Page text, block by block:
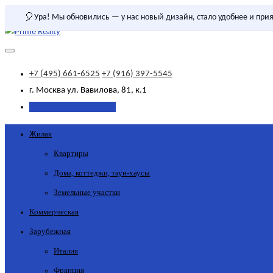
🎈 Ура! Мы обновились — у нас новый дизайн, стало удобнее и
+7 (495) 661-6525 +7 (916) 397-5545
г. Москва ул. Вавилова, 81, к.1
Жилая
Квартиры
Дома, коттеджи, таун-хаусы
Земельные участки
Коммерческая
Зарубежная
Италия
Франция